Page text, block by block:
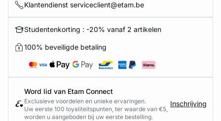
Klantendienst serviceclient@etam.be
Studentenkorting : -20% vanaf 2 artikelen
100% beveiligde betaling
Word lid van Etam Connect
Exclusieve voordelen en unieke ervaringen.
Uw eerste 100 loyaliteitspunten, ter waarde van €5,
worden u aangeboden bij uw eerste bestelling.
Inschrijving